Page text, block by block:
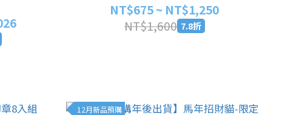
NT$675 ~ NT$1,250
NT$1,600 7.8折
12月新品預購